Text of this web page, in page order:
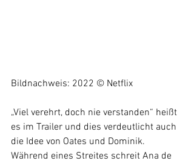
Bildnachweis: 2022 © Netflix
„Viel verehrt, doch nie verstanden“ heißt
es im Trailer und dies verdeutlicht auch
die Idee von Oates und Dominik.
Während eines Streites schreit Ana de